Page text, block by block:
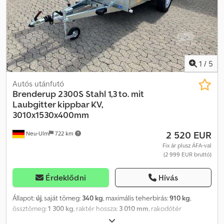
vonórúddal rendelkezik. Az összes felszereltségi információt és
technikai adatot alább találja. Ez a típus többféle kivitelben is
elérhető, például ponyvás változatban. Lakókocsi utánfutó
kiegészítők – például ráépítmények, magasított vagy lapos ponyva,
vonórúd-doboz, tartólábak, felhajtósín, támasztósín,
motorkerékpártartó bölcső, motorkerékpár-rögzítő hevederek,
illetve rögzítő hevederek – szintén elérhetőek kínálatunkban.
Dkjdjrx S Dpopfx Acter
1 / 5
Neu-Ulm 722 km
Autós utánfutó
Brenderup2300S Stahl 1,3 to. mit
Laubgitter kippbar KV,
3010x1530x400mm
2 520 EUR
Fix ár plusz ÁFA-val
(2 999 EUR bruttó)
Érdeklődni Hívás
Állapot:új, saját tömeg: 340 kg, maximális teherbírás:910 kg,
össztömeg:1 300 kg , raktér hossza: 3 010 mm , rakodótér
, raktérmagasság: